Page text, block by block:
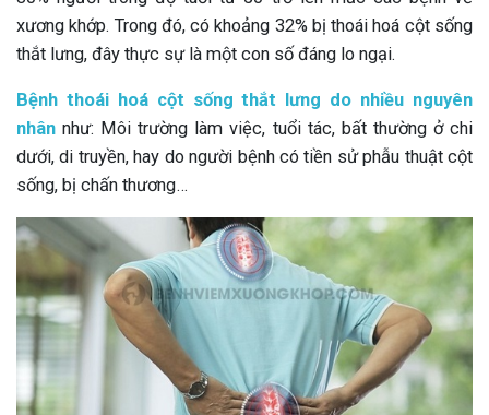
xương khớp. Trong đó, có khoảng 32% bị thoái hoá cột sống
thắt lưng, đây thực sự là một con số đáng lo ngại.
Bệnh thoái hoá cột sống thắt lưng do nhiều nguyên
nhân như: Môi trường làm việc, tuổi tác, bất thường ở chi
dưới, di truyền, hay do người bệnh có tiền sử phẫu thuật cột
sống, bị chấn thương…